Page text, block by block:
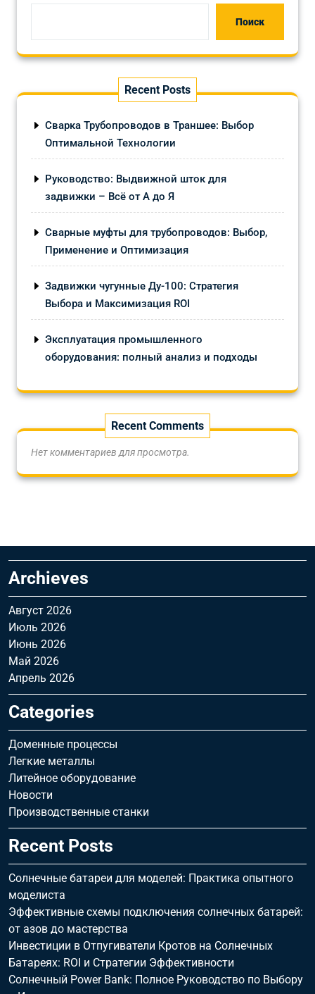
Поиск
Recent Posts
Сварка Трубопроводов в Траншее: Выбор
Оптимальной Технологии
Руководство: Выдвижной шток для
задвижки – Всё от А до Я
Сварные муфты для трубопроводов: Выбор,
Применение и Оптимизация
Задвижки чугунные Ду-100: Стратегия
Выбора и Максимизация ROI
Эксплуатация промышленного
оборудования: полный анализ и подходы
Recent Comments
Нет комментариев для просмотра.
Archieves
Август 2026
Июль 2026
Июнь 2026
Май 2026
Апрель 2026
Categories
Доменные процессы
Легкие металлы
Литейное оборудование
Новости
Производственные станки
Recent Posts
Солнечные батареи для моделей: Практика опытного
моделиста
Эффективные схемы подключения солнечных батарей:
от азов до мастерства
Инвестиции в Отпугиватели Кротов на Солнечных
Батареях: ROI и Стратегии Эффективности
Солнечный Power Bank: Полное Руководство по Выбору